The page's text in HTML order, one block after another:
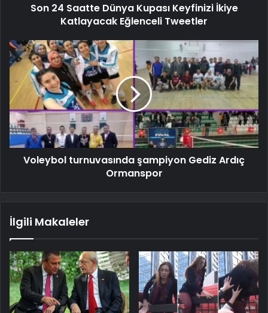
Son 24 Saatte Dünya Kupası Keyfinizi İkiye
Katlayacak Eğlenceli Tweetler
Voleybol turnuvasında şampiyon Gediz Ardıç
Ormanspor
İlgili Makaleler